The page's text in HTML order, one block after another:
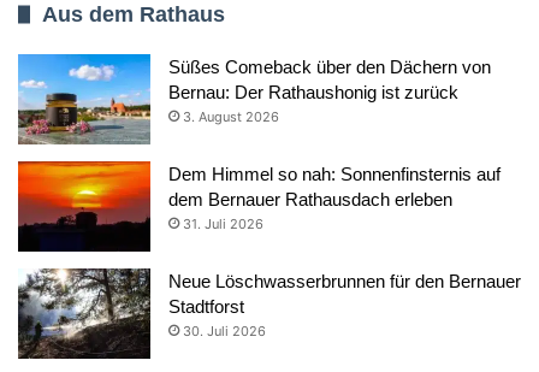
Aus dem Rathaus
Süßes Comeback über den Dächern von
Bernau: Der Rathaushonig ist zurück
3. August 2026
Dem Himmel so nah: Sonnenfinsternis auf
dem Bernauer Rathausdach erleben
31. Juli 2026
Neue Löschwasserbrunnen für den Bernauer
Stadtforst
30. Juli 2026